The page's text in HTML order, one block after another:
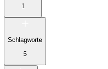
1
Schlagworte
5